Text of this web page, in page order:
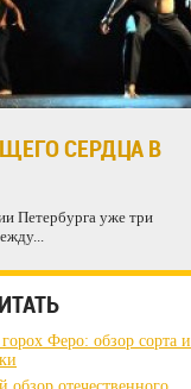
СЕРДЦА В
Петербурга уже три
Феро: обзор сорта и